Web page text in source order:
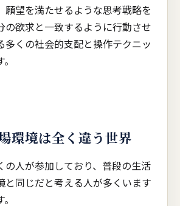
願望を満たせるような思考戦略を
の欲求と一致するように行動させ
多くの社会的支配と操作テクニッ
環境は全く違う世界
の人が参加しており、普段の生活
と同じだと考える人が多くいます